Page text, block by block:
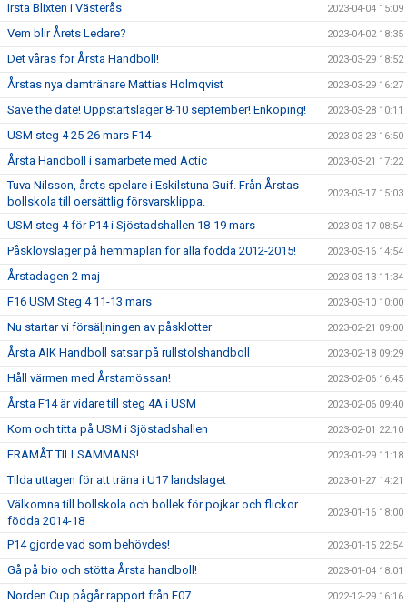
Irsta Blixten i Västerås 2023-04-04 15:09
Vem blir Årets Ledare? 2023-04-02 18:35
Det våras för Årsta Handboll! 2023-03-29 18:52
Årstas nya damtränare Mattias Holmqvist 2023-03-29 16:27
Save the date! Uppstartsläger 8-10 september! Enköping! 2023-03-28 10:11
USM steg 4 25-26 mars F14 2023-03-23 16:50
Årsta Handboll i samarbete med Actic 2023-03-21 17:22
Tuva Nilsson, årets spelare i Eskilstuna Guif. Från Årstas
bollskola till oersättlig försvarsklippa.
2023-03-17 15:03
USM steg 4 för P14 i Sjöstadshallen 18-19 mars 2023-03-17 08:54
Påsklovsläger på hemmaplan för alla födda 2012-2015! 2023-03-16 14:54
Årstadagen 2 maj 2023-03-13 11:34
F16 USM Steg 4 11-13 mars 2023-03-10 10:00
Nu startar vi försäljningen av påsklotter 2023-02-21 09:00
Årsta AIK Handboll satsar på rullstolshandboll 2023-02-18 09:29
Håll värmen med Årstamössan! 2023-02-06 16:45
Årsta F14 är vidare till steg 4A i USM 2023-02-06 09:40
Kom och titta på USM i Sjöstadshallen 2023-02-01 22:10
FRAMÅT TILLSAMMANS! 2023-01-29 11:18
Tilda uttagen för att träna i U17 landslaget 2023-01-27 14:21
Välkomna till bollskola och bollek för pojkar och flickor
födda 2014-18
2023-01-16 18:00
P14 gjorde vad som behövdes! 2023-01-15 22:54
Gå på bio och stötta Årsta handboll! 2023-01-04 18:01
Norden Cup pågår rapport från F07 2022-12-29 16:16